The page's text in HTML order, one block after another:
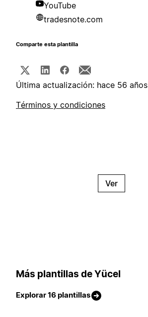
YouTube
tradesnote.com
Comparte esta plantilla
Última actualización: hace 56 años
Términos y condiciones
Ver
Más plantillas de Yücel
Explorar 16 plantillas